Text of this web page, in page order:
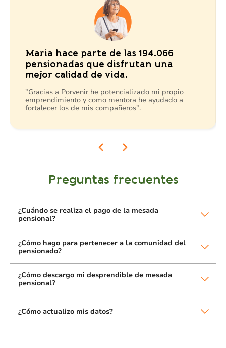
Maria hace parte de las 194.066
pensionadas que disfrutan una
mejor calidad de vida.
"Gracias a Porvenir he potencializado mi propio
emprendimiento y como mentora he ayudado a
fortalecer los de mis compañeros".
Preguntas frecuentes
¿Cuándo se realiza el pago de la mesada
pensional?
¿Cómo hago para pertenecer a la comunidad del
pensionado?
¿Cómo descargo mi desprendible de mesada
pensional?
¿Cómo actualizo mis datos?